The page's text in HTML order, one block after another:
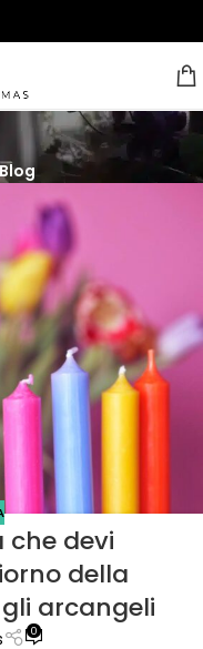
Blog
che devi
della
arcangeli
0